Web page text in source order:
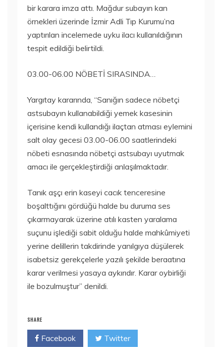
bir karara imza attı. Mağdur subayın kan
örnekleri üzerinde İzmir Adli Tıp Kurumu’na
yaptırılan incelemede uyku ilacı kullanıldığının
tespit edildiği belirtildi.
03.00-06.00 NÖBETİ SIRASINDA…
Yargıtay kararında, “Sanığın sadece nöbetçi
astsubayın kullanabildiği yemek kasesinin
içerisine kendi kullandığı ilaçtan atması eylemini
salt olay gecesi 03.00-06.00 saatlerindeki
nöbeti esnasında nöbetçi astsubayı uyutmak
amacı ile gerçekleştirdiği anlaşılmaktadır.
Tanık aşçı erin kaseyi cacık tenceresine
boşalttığını gördüğü halde bu duruma ses
çıkarmayarak üzerine atılı kasten yaralama
suçunu işlediği sabit olduğu halde mahkûmiyeti
yerine delillerin takdirinde yanılgıya düşülerek
isabetsiz gerekçelerle yazılı şekilde beraatına
karar verilmesi yasaya aykırıdır. Karar oybirliği
ile bozulmuştur” denildi.
SHARE
Facebook Twitter